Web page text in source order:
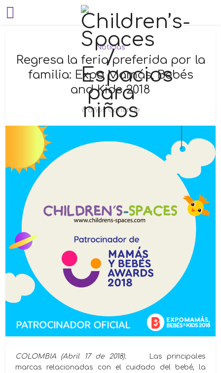
Noticias
Regresa la feria preferida por la
familia: Expo Mamás, Bebés
and Kids 2018
8 años Continue
COLOMBIA (Abril 17 de 2018).
Las principales
marcas relacionadas con el cuidado del bebé, la